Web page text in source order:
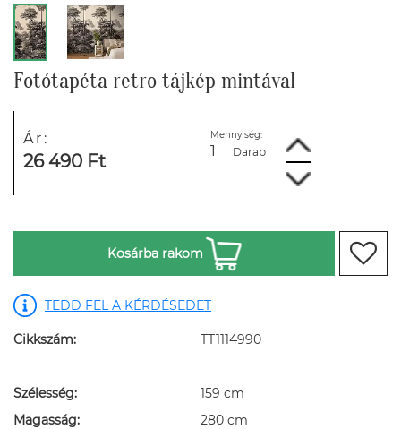
Fotótapéta retro tájkép mintával
Ár:
26 490 Ft
Mennyiség:
Darab
Kosárba rakom
TEDD FEL A KÉRDÉSEDET
Cikkszám: TT1114990
Szélesség:
159 cm
Magasság:
280 cm